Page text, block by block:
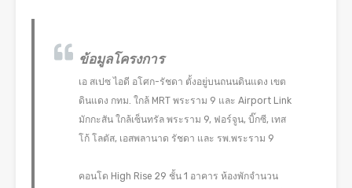
ข้อมูลโครงการ
เอ สเปซ ไอดี อโศก-รัชดา ตั้งอยู่บนถนนดินแดง เขต
ดินแดง กทม. ใกล้ MRT พระราม 9 และ Airport Link
มักกะสัน ใกล้เซ็นทรัล พระราม 9, ฟอร์จูน, บิ๊กซี, เทส
โก้ โลตัส, เอสพลานาด รัชดา และ รพ.พระราม 9
คอนโด High Rise 29 ชั้น 1 อาคาร ห้องพักจำนวน